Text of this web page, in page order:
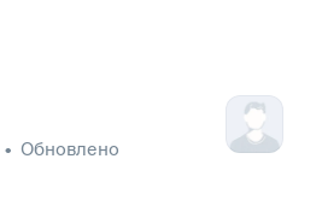
• Обновлено